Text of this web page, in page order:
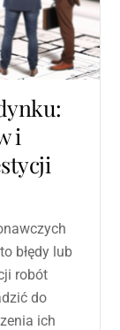
i
błędy lub
robót
do
ich